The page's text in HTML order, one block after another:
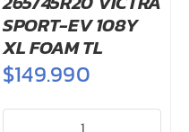
SPORT-EV 108Y
XL FOAM TL
$149.990